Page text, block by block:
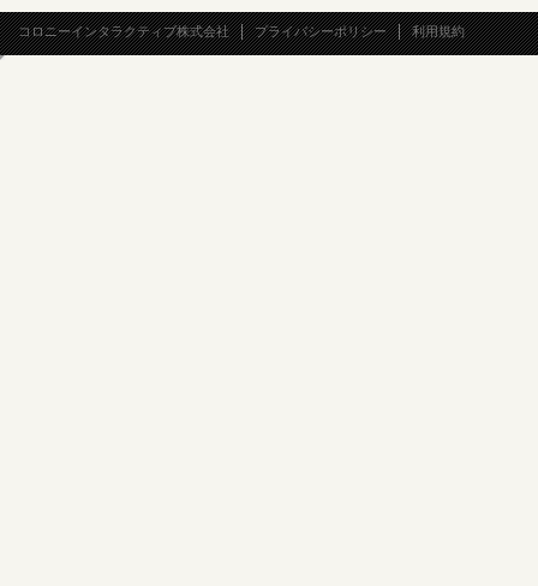
コロニーインタラクティブ株式会社 プライバシーポリシー 利用規約